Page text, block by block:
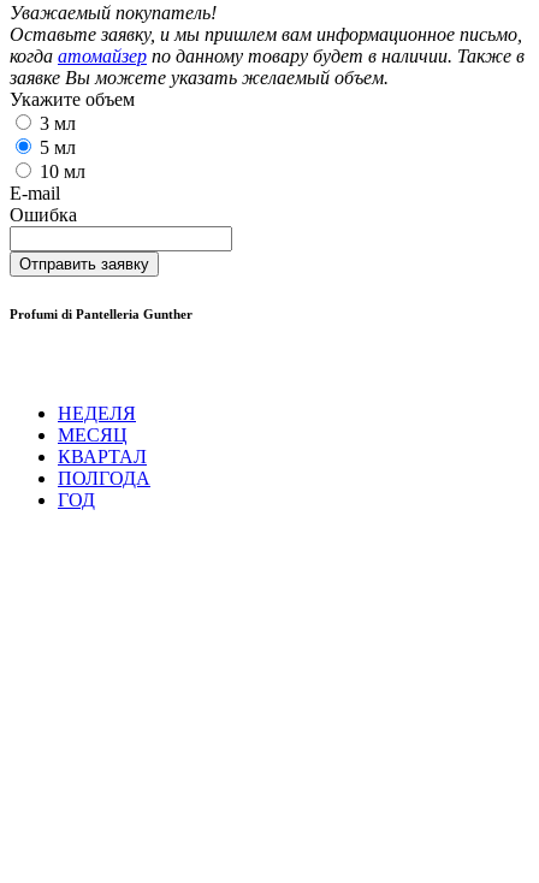
Уважаемый покупатель!
Оставьте заявку, и мы пришлем вам информационное письмо,
когда атомайзер по данному товару будет в наличии. Также в
заявке Вы можете указать желаемый объем.
Укажите объем
3 мл
5 мл
10 мл
E-mail
Ошибка
Отправить заявку
Profumi di Pantelleria Gunther
НЕДЕЛЯ
МЕСЯЦ
КВАРТАЛ
ПОЛГОДА
ГОД